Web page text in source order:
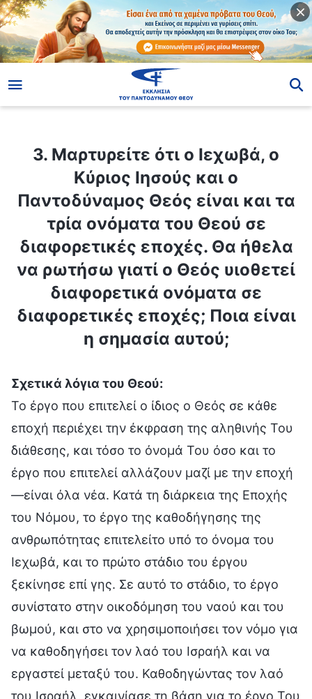
3. Μαρτυρείτε ότι ο Ιεχωβά, ο
Κύριος Ιησούς και ο
Παντοδύναμος Θεός είναι και τα
τρία ονόματα του Θεού σε
διαφορετικές εποχές. Θα ήθελα
να ρωτήσω γιατί ο Θεός υιοθετεί
διαφορετικά ονόματα σε
διαφορετικές εποχές; Ποια είναι
η σημασία αυτού;
Σχετικά λόγια του Θεού:
Το έργο που επιτελεί ο ίδιος ο Θεός σε κάθε
εποχή περιέχει την έκφραση της αληθινής Του
διάθεσης, και τόσο το όνομά Του όσο και το
έργο που επιτελεί αλλάζουν μαζί με την εποχή
—είναι όλα νέα. Κατά τη διάρκεια της Εποχής
του Νόμου, το έργο της καθοδήγησης της
ανθρωπότητας επιτελείτο υπό το όνομα του
Ιεχωβά, και το πρώτο στάδιο του έργου
ξεκίνησε επί γης. Σε αυτό το στάδιο, το έργο
συνίστατο στην οικοδόμηση του ναού και του
βωμού, και στο να χρησιμοποιήσει τον νόμο για
να καθοδηγήσει τον λαό του Ισραήλ και να
εργαστεί μεταξύ του. Καθοδηγώντας τον λαό
του Ισραήλ, εγκαινίασε τη βάση για το έργο Του